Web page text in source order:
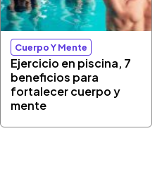
Cuerpo Y Mente
Ejercicio en piscina, 7
beneficios para
fortalecer cuerpo y
mente